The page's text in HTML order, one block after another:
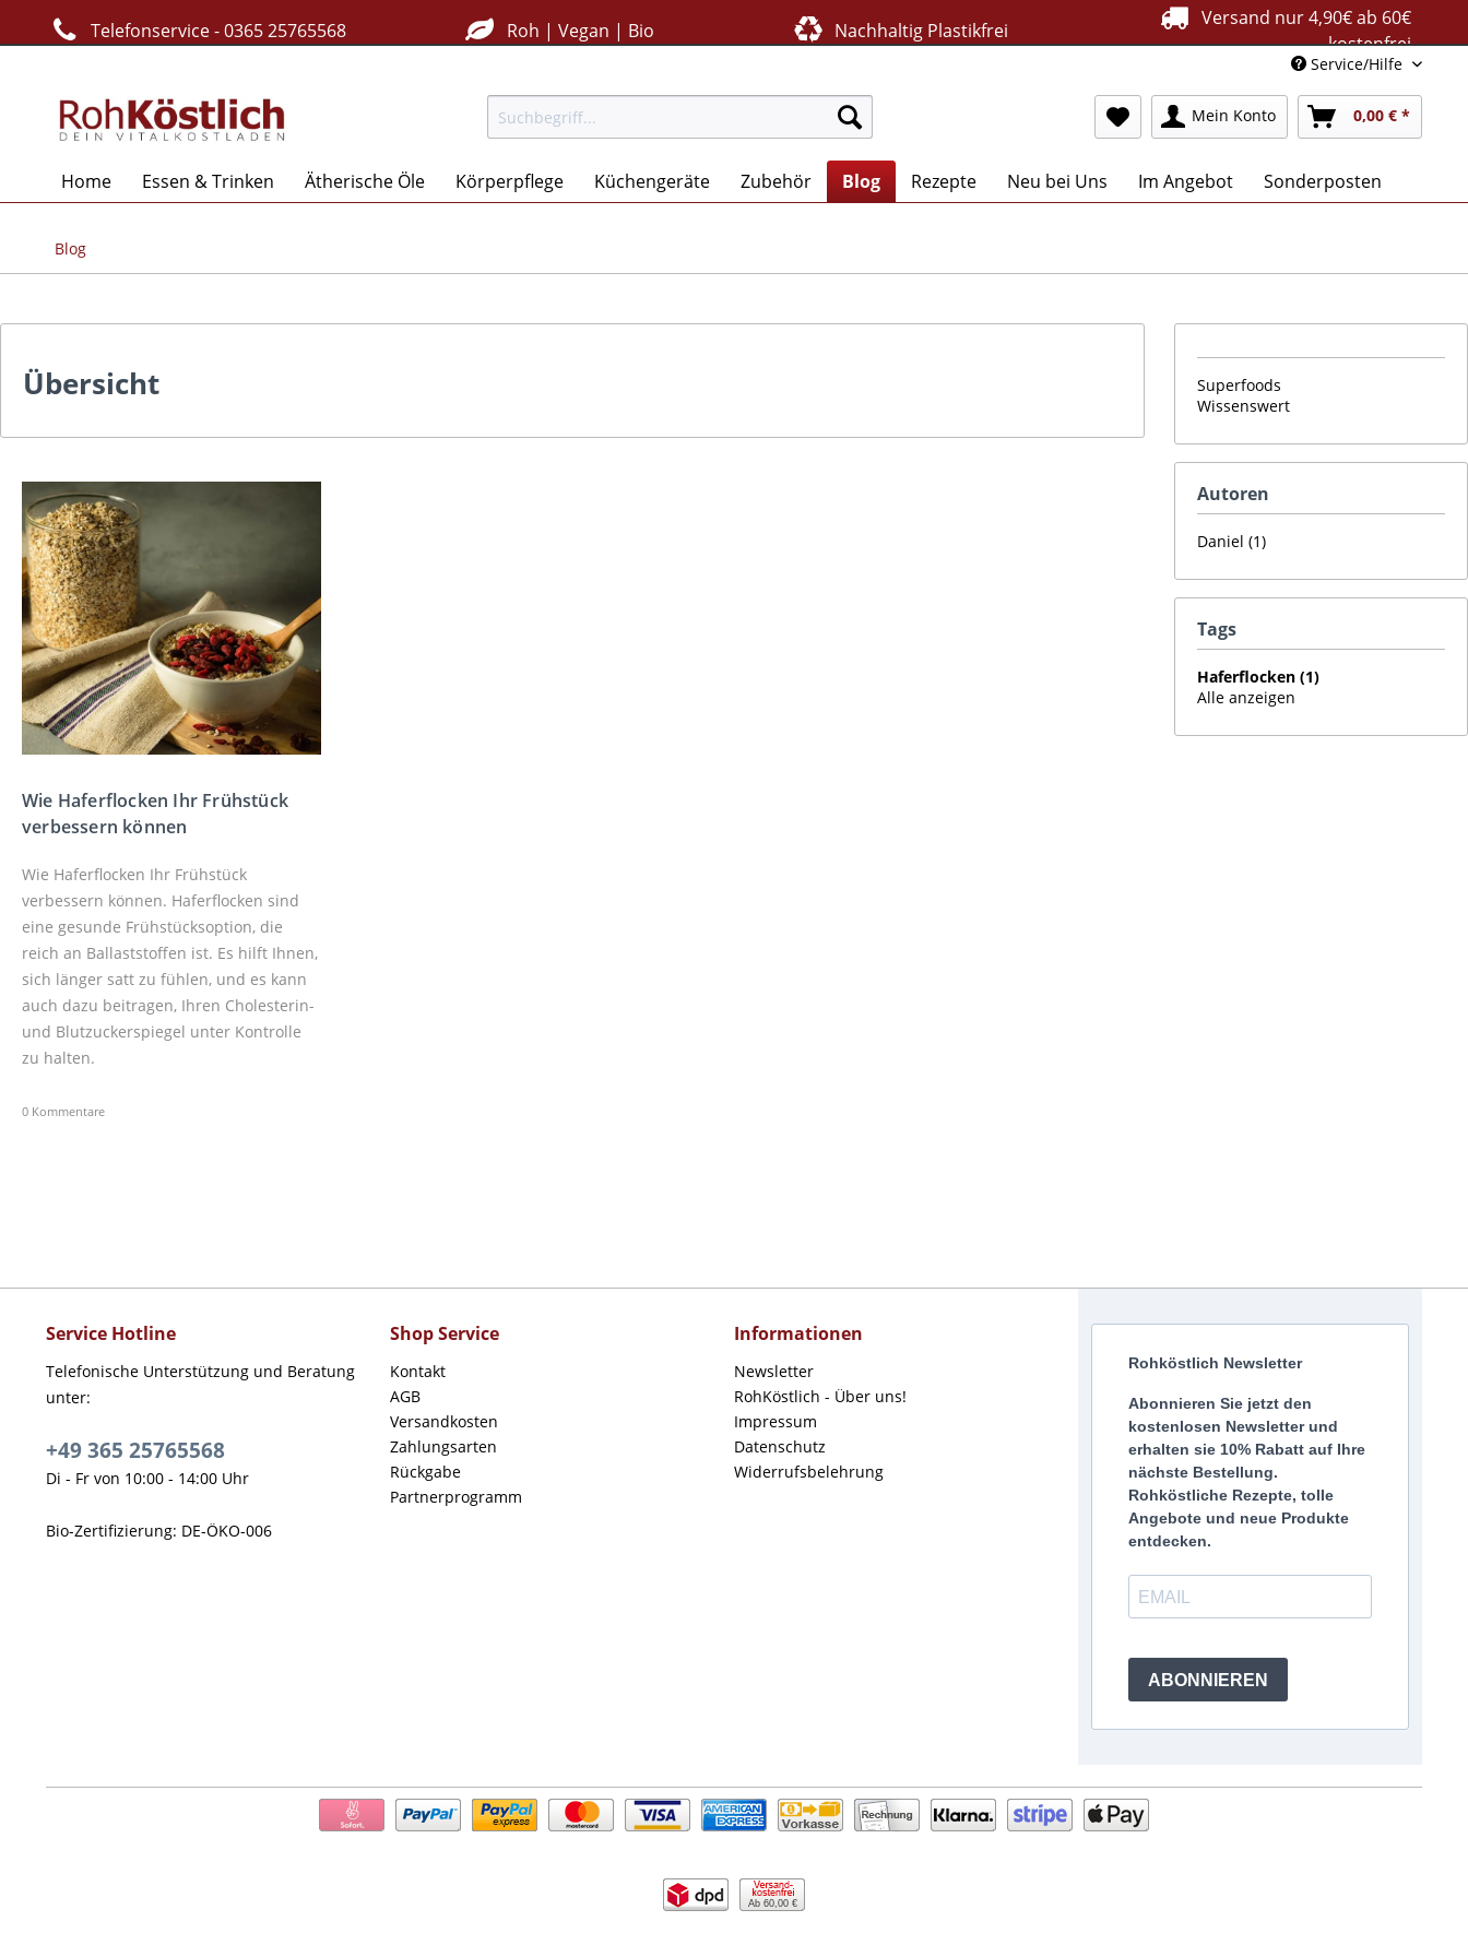
Telefonservice - 0365 25765568 Roh | Vegan | Bio Nachhaltig Plastikfrei
Versand nur 4,90€ ab 60€
kostenfrei
Service/Hilfe
Mein Konto 0,00 € *
Home Essen & Trinken Ätherische Öle Körperpflege Küchengeräte Zubehör Blog Rezepte Neu bei Uns Im Angebot Sonderposten
Blog
Superfoods
Wissenswert
Autoren
Daniel (1)
Tags
Haferflocken (1)
Alle anzeigen
Übersicht
Wie Haferflocken Ihr Frühstück
verbessern können
Wie Haferflocken Ihr Frühstück
verbessern können. Haferflocken sind
eine gesunde Frühstücksoption, die
reich an Ballaststoffen ist. Es hilft Ihnen,
sich länger satt zu fühlen, und es kann
auch dazu beitragen, Ihren Cholesterin-
und Blutzuckerspiegel unter Kontrolle
zu halten.
0 Kommentare
Service Hotline
Telefonische Unterstützung und Beratung
unter:
+49 365 25765568
Di - Fr von 10:00 - 14:00 Uhr
Bio-Zertifizierung: DE-ÖKO-006
Shop Service
Kontakt
AGB
Versandkosten
Zahlungsarten
Rückgabe
Partnerprogramm
Informationen
Newsletter
RohKöstlich - Über uns!
Impressum
Datenschutz
Widerrufsbelehrung
Rohköstlich Newsletter
Abonnieren Sie jetzt den
kostenlosen Newsletter und
erhalten sie 10% Rabatt auf Ihre
nächste Bestellung.
Rohköstliche Rezepte, tolle
Angebote und neue Produkte
entdecken.
ABONNIEREN
Ab 60,00 €